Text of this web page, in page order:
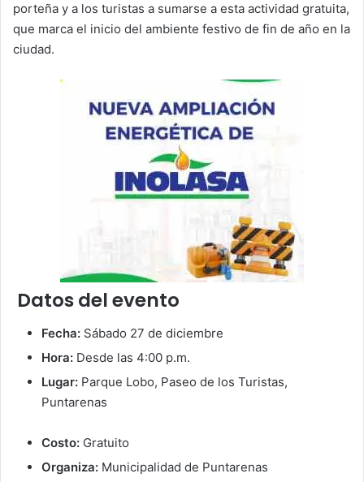
porteña y a los turistas a sumarse a esta actividad gratuita,
que marca el inicio del ambiente festivo de fin de año en la
ciudad.
Datos del evento
Fecha: Sábado 27 de diciembre
Hora: Desde las 4:00 p.m.
Lugar: Parque Lobo, Paseo de los Turistas,
Puntarenas
Costo: Gratuito
Organiza: Municipalidad de Puntarenas